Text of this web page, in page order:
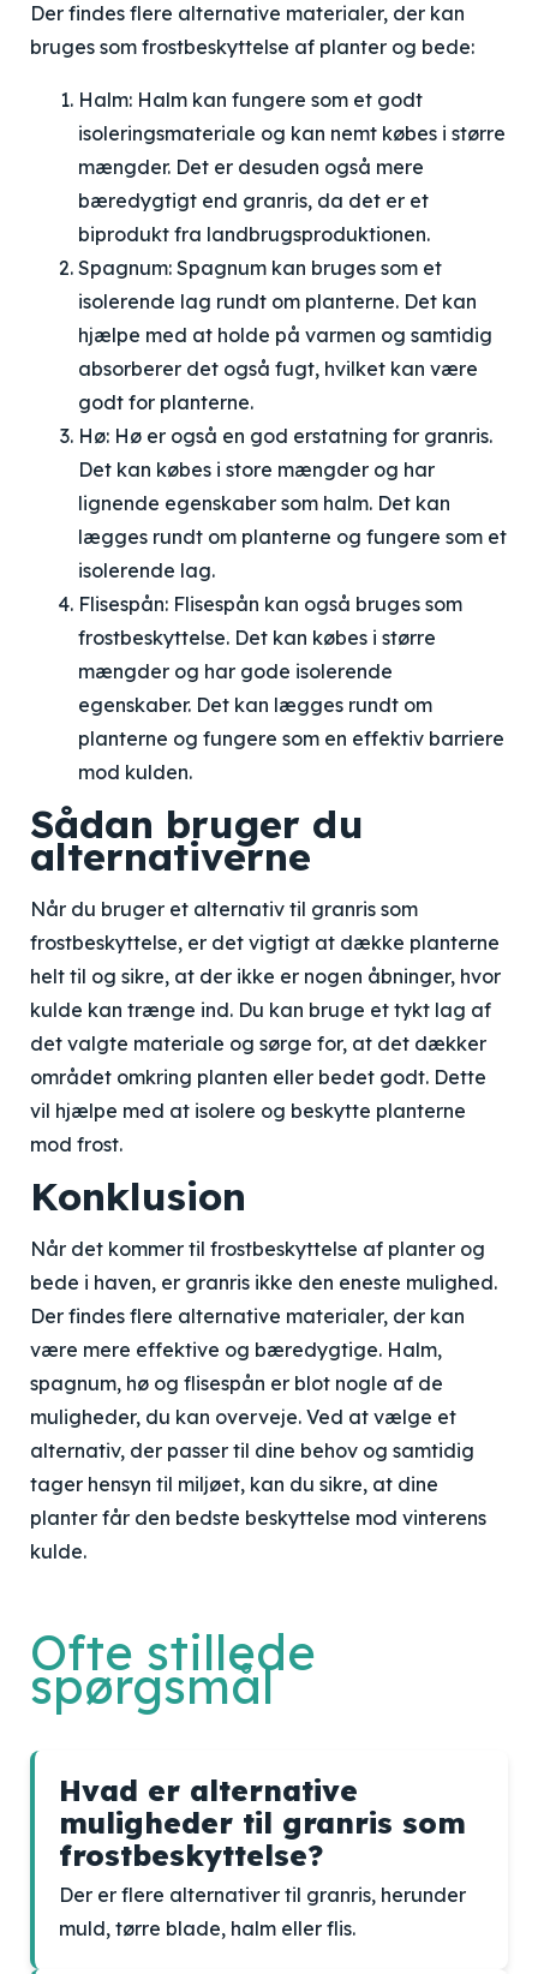
Der findes flere alternative materialer, der kan
bruges som frostbeskyttelse af planter og bede:
Halm: Halm kan fungere som et godt
isoleringsmateriale og kan nemt købes i større
mængder. Det er desuden også mere
bæredygtigt end granris, da det er et
biprodukt fra landbrugsproduktionen.
Spagnum: Spagnum kan bruges som et
isolerende lag rundt om planterne. Det kan
hjælpe med at holde på varmen og samtidig
absorberer det også fugt, hvilket kan være
godt for planterne.
Hø: Hø er også en god erstatning for granris.
Det kan købes i store mængder og har
lignende egenskaber som halm. Det kan
lægges rundt om planterne og fungere som et
isolerende lag.
Flisespån: Flisespån kan også bruges som
frostbeskyttelse. Det kan købes i større
mængder og har gode isolerende
egenskaber. Det kan lægges rundt om
planterne og fungere som en effektiv barriere
mod kulden.
Sådan bruger du
alternativerne
Når du bruger et alternativ til granris som
frostbeskyttelse, er det vigtigt at dække planterne
helt til og sikre, at der ikke er nogen åbninger, hvor
kulde kan trænge ind. Du kan bruge et tykt lag af
det valgte materiale og sørge for, at det dækker
området omkring planten eller bedet godt. Dette
vil hjælpe med at isolere og beskytte planterne
mod frost.
Konklusion
Når det kommer til frostbeskyttelse af planter og
bede i haven, er granris ikke den eneste mulighed.
Der findes flere alternative materialer, der kan
være mere effektive og bæredygtige. Halm,
spagnum, hø og flisespån er blot nogle af de
muligheder, du kan overveje. Ved at vælge et
alternativ, der passer til dine behov og samtidig
tager hensyn til miljøet, kan du sikre, at dine
planter får den bedste beskyttelse mod vinterens
kulde.
Ofte stillede
spørgsmål
Hvad er alternative
muligheder til granris som
frostbeskyttelse?
Der er flere alternativer til granris, herunder
muld, tørre blade, halm eller flis.